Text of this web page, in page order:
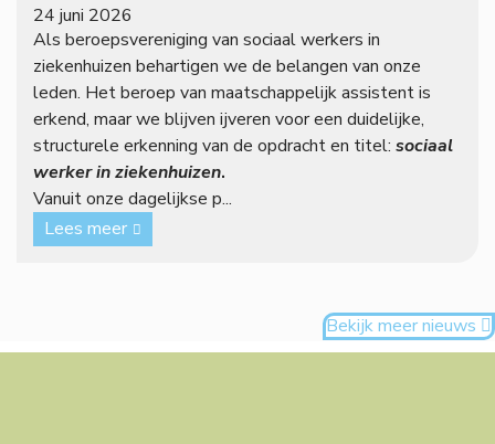
24 juni 2026
Als beroepsvereniging van sociaal werkers in
ziekenhuizen behartigen we de belangen van onze
leden. Het beroep van maatschappelijk assistent is
erkend, maar we blijven ijveren voor een duidelijke,
structurele erkenning van de opdracht en titel: sociaal
werker in ziekenhuizen.
Vanuit onze dagelijkse p...
Lees meer
Bekijk meer nieuws